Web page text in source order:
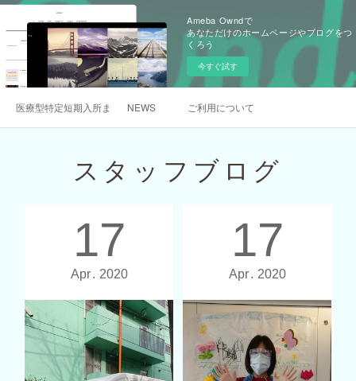
Ameba Owndで
あなただけのホームページやブログをつ
くろう
今すぐ試す
医療型特定短期入所まんまるについて
NEWS ご利用について
スタッフブログ
17
Apr 2020
17
Apr 2020